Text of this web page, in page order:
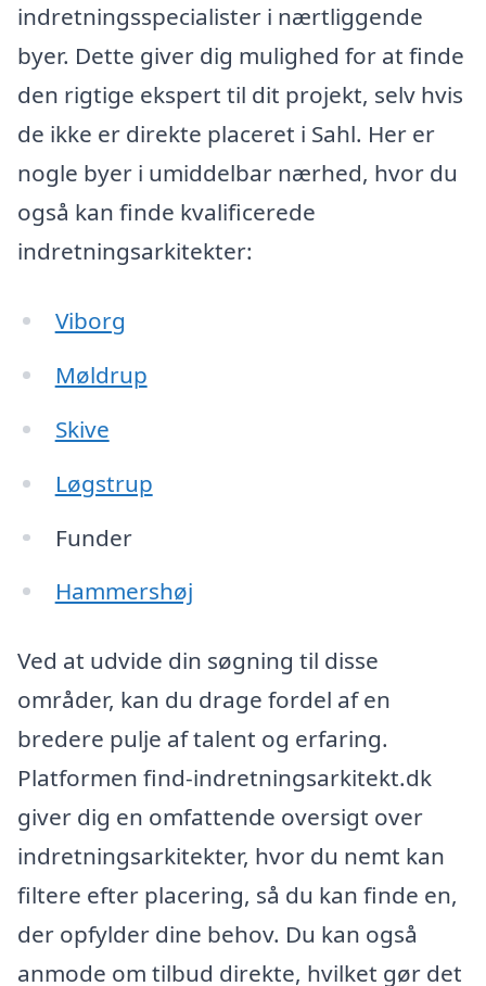
indretningsspecialister i nærtliggende
byer. Dette giver dig mulighed for at finde
den rigtige ekspert til dit projekt, selv hvis
de ikke er direkte placeret i Sahl. Her er
nogle byer i umiddelbar nærhed, hvor du
også kan finde kvalificerede
indretningsarkitekter:
Viborg
Møldrup
Skive
Løgstrup
Funder
Hammershøj
Ved at udvide din søgning til disse
områder, kan du drage fordel af en
bredere pulje af talent og erfaring.
Platformen find-indretningsarkitekt.dk
giver dig en omfattende oversigt over
indretningsarkitekter, hvor du nemt kan
filtere efter placering, så du kan finde en,
der opfylder dine behov. Du kan også
anmode om tilbud direkte, hvilket gør det